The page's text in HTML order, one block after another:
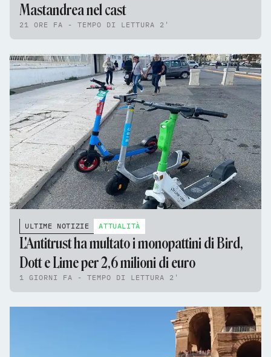
Mastandrea nel cast
21 ORE FA - TEMPO DI LETTURA 2'
ULTIME NOTIZIE ATTUALITÀ
L'Antitrust ha multato i monopattini di Bird,
Dott e Lime per 2,6 milioni di euro
1 GIORNI FA - TEMPO DI LETTURA 2'